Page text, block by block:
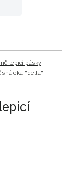
lepicí pásky
oka "delta"